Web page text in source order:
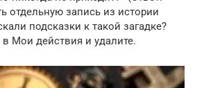
отдельную запись из истории
подсказки к такой загадке?
Мои действия и удалите.